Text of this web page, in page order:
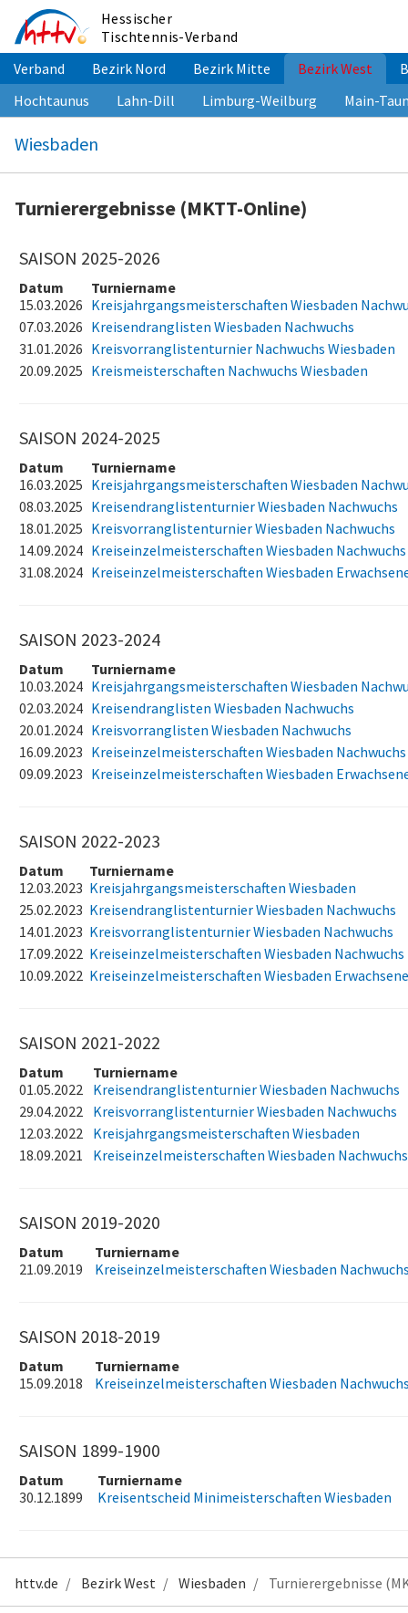
Inhalt
springen
Hessischer
Tischtennis-Verband
Verband
Bezirk Nord Bezirk Mitte Bezirk West
Hochtaunus
Lahn-Dill Limburg-Weilburg Main-
Wiesbaden
Turnierergebnisse (MKTT-Online)
SAISON 2025-2026
Datum
Turniername
15.03.2026 Kreisjahrgangsmeisterschaften Wiesbaden
07.03.2026 Kreisendranglisten Wiesbaden Nachwuchs
31.01.2026 Kreisvorranglistenturnier Nachwuchs Wiesbaden
20.09.2025 Kreismeisterschaften Nachwuchs Wiesbaden
SAISON 2024-2025
Datum
Turniername
16.03.2025 Kreisjahrgangsmeisterschaften Wiesbaden
08.03.2025 Kreisendranglistenturnier Wiesbaden Nachwuchs
18.01.2025 Kreisvorranglistenturnier Wiesbaden Nachwuchs
14.09.2024 Kreiseinzelmeisterschaften Wiesbaden Nachwuchs
31.08.2024 Kreiseinzelmeisterschaften Wiesbaden
SAISON 2023-2024
Datum
Turniername
10.03.2024 Kreisjahrgangsmeisterschaften Wiesbaden
02.03.2024 Kreisendranglisten Wiesbaden Nachwuchs
20.01.2024 Kreisvorranglisten Wiesbaden Nachwuchs
16.09.2023 Kreiseinzelmeisterschaften Wiesbaden Nachwuchs
09.09.2023 Kreiseinzelmeisterschaften Wiesbaden
SAISON 2022-2023
Datum
Turniername
12.03.2023 Kreisjahrgangsmeisterschaften Wiesbaden
25.02.2023 Kreisendranglistenturnier Wiesbaden Nachwuchs
14.01.2023 Kreisvorranglistenturnier Wiesbaden Nachwuchs
17.09.2022 Kreiseinzelmeisterschaften Wiesbaden Nachwuchs
10.09.2022 Kreiseinzelmeisterschaften Wiesbaden Erwachsene
SAISON 2021-2022
Datum
Turniername
01.05.2022 Kreisendranglistenturnier Wiesbaden Nachwuchs
29.04.2022 Kreisvorranglistenturnier Wiesbaden Nachwuchs
12.03.2022 Kreisjahrgangsmeisterschaften Wiesbaden
18.09.2021
Kreiseinzelmeisterschaften Wiesbaden Nachwuchs
SAISON 2019-2020
Datum
Turniername
21.09.2019
Kreiseinzelmeisterschaften Wiesbaden
SAISON 2018-2019
Datum
Turniername
15.09.2018
Kreiseinzelmeisterschaften Wiesbaden
SAISON 1899-1900
Datum
Turniername
30.12.1899
Kreisentscheid Minimeisterschaften Wiesbaden
httv.de Bezirk West Wiesbaden Turnierergebnisse